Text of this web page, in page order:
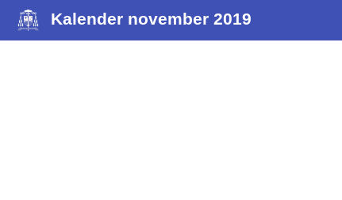
Kalender november 2019